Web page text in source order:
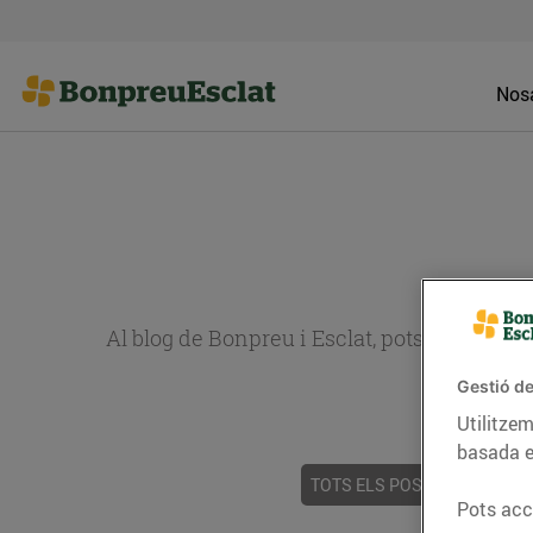
Al blog de Bonpreu i Esclat, pots trobar
TOTS ELS POSTS
Gestió
basada
Pots